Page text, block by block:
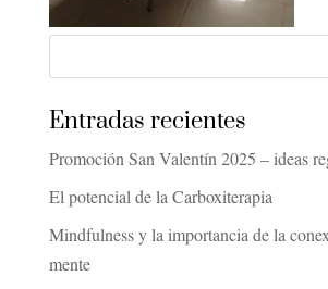
Entradas recientes
Promoción San Valentín 2025 – ideas
El potencial de la Carboxiterapia
Mindfulness y la importancia de la
mente